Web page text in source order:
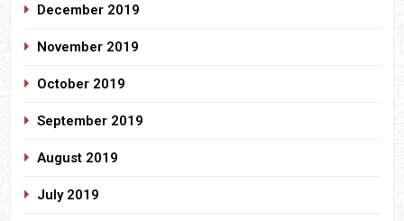
December 2019
November 2019
October 2019
September 2019
August 2019
July 2019